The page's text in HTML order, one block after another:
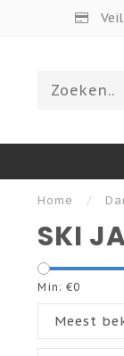
Home /
SKI
Min: €0
Meest